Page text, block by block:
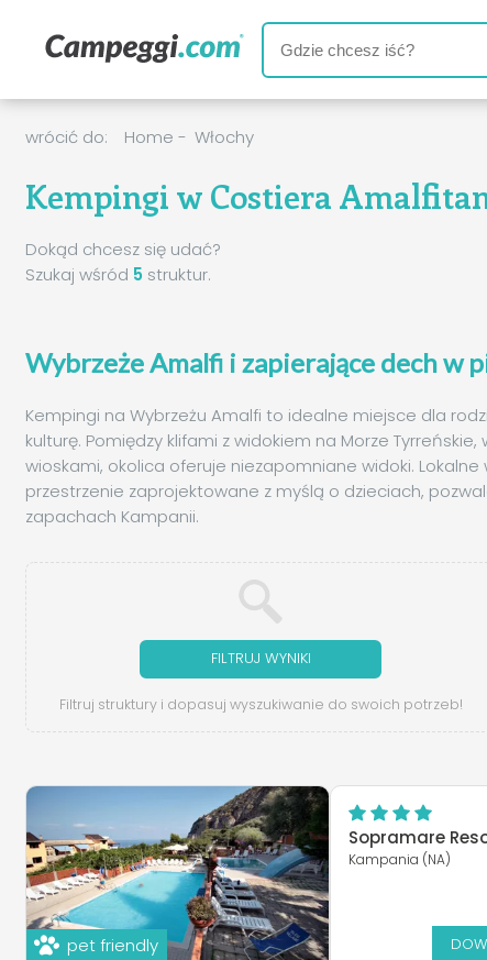
wrócić do: Home - Włochy
Kempingi w Costiera
Dokąd chcesz się udać?
Szukaj wśród 5 struktur.
Wybrzeże Amalfi i zapierające dech w
Kempingi na Wybrzeżu Amalfi to idealne miejsce dla
kulturę. Pomiędzy klifami z widokiem na Morze
wioskami, okolica oferuje niezapomniane widoki.
przestrzenie zaprojektowane z myślą o dzieciach,
zapachach Kampanii.
FILTRUJ WYNIKI
Filtruj struktury i dopasuj wyszukiwanie do swoich potrzeb!
pet friendly
Sopramare
Kampania (NA)